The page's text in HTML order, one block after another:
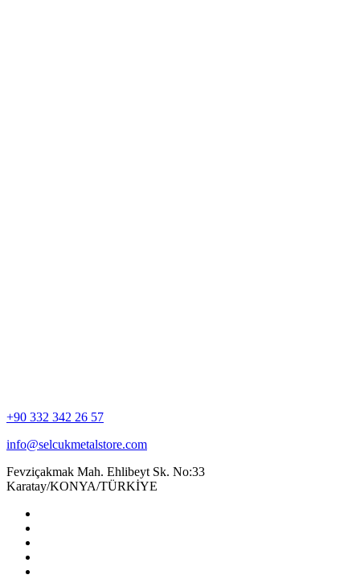
+90 332 342 26 57
info@selcukmetalstore.com
Fevziçakmak Mah. Ehlibeyt Sk. No:33
Karatay/KONYA/TÜRKİYE